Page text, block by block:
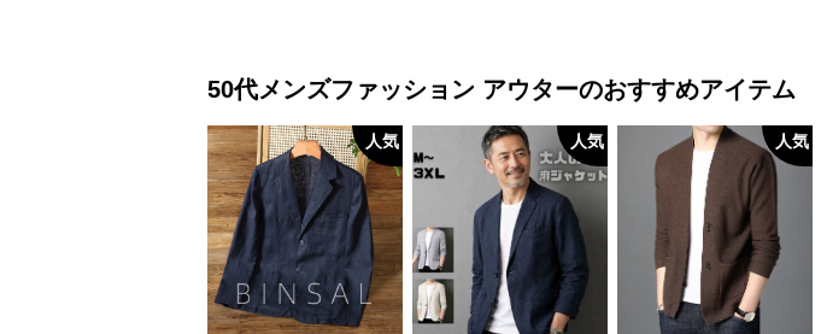
50代メンズファッション アウターのおすすめアイテム
人気 人気 人気